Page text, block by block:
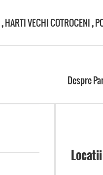
,HARTI VECHI COTROCENI,
Despre